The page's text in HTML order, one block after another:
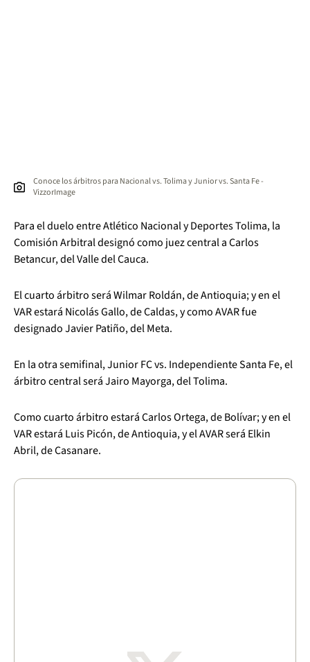
Conoce los árbitros para Nacional vs. Tolima y Junior vs. Santa Fe -
VizzorImage
Para el duelo entre Atlético Nacional y Deportes Tolima, la
Comisión Arbitral designó como juez central a Carlos
Betancur, del Valle del Cauca.
El cuarto árbitro será Wilmar Roldán, de Antioquia; y en el
VAR estará Nicolás Gallo, de Caldas, y como AVAR fue
designado Javier Patiño, del Meta.
En la otra semifinal, Junior FC vs. Independiente Santa Fe, el
árbitro central será Jairo Mayorga, del Tolima.
Como cuarto árbitro estará Carlos Ortega, de Bolívar; y en el
VAR estará Luis Picón, de Antioquia, y el AVAR será Elkin
Abril, de Casanare.